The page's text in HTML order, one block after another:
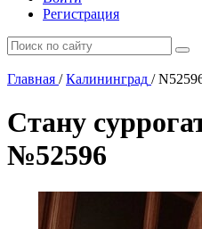
Регистрация
Главная / Калининград /
Стану
№52596